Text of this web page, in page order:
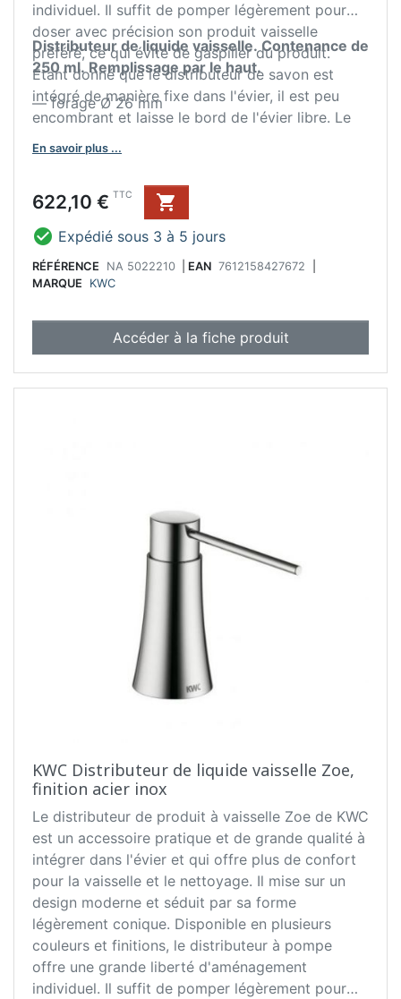
individuel. Il suffit de pomper légèrement pour
doser avec précision son produit vaisselle
préféré, ce qui évite de gaspiller du produit.
Étant donné que le distributeur de savon est
intégré de manière fixe dans l'évier, il est peu
encombrant et laisse le bord de l'évier libre. Le
matériau utilisé se caractérise par sa longévité,
sa robustesse et sa facilité d'entretien. Grâce au
remplissage facile par le haut, le distributeur de
produit à vaisselle facilite le quotidien de la
cuisine et convainc par son maniement
confortable.
Distributeur de liquide vaisselle. Contenance de
250 ml. Remplissage par le haut.
— forage Ø 26 mm
En savoir plus ...
Prix
622,10 € TTC

 Expédié sous 3 à 5 jours
RÉFÉRENCE NA 5022210 EAN 7612158427672
MARQUE
KWC
Accéder à la fiche produit
KWC Distributeur de liquide vaisselle Zoe,
finition acier inox
Le distributeur de produit à vaisselle Zoe de KWC
est un accessoire pratique et de grande qualité à
intégrer dans l'évier et qui offre plus de confort
pour la vaisselle et le nettoyage. Il mise sur un
design moderne et séduit par sa forme
légèrement conique. Disponible en plusieurs
couleurs et finitions, le distributeur à pompe
offre une grande liberté d'aménagement
individuel. Il suffit de pomper légèrement pour